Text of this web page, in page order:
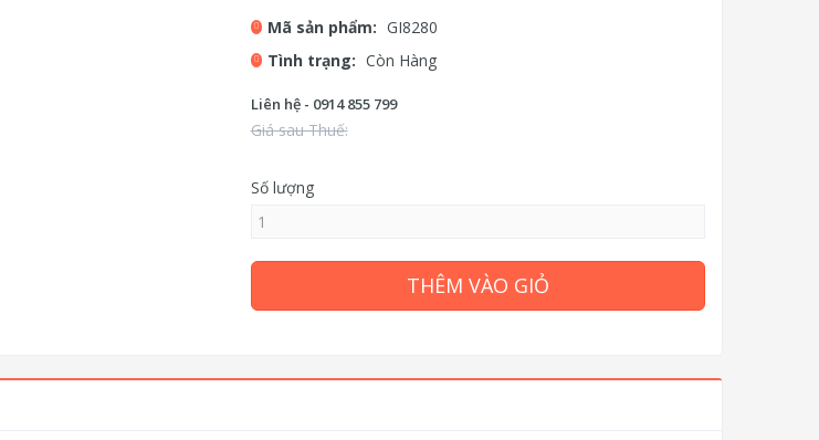
Mã sản phẩm: GI8280
Tình trạng: Còn Hàng
Liên hệ - 0914 855 799
Giá sau Thuế:
Số lượng
THÊM VÀO GIỎ